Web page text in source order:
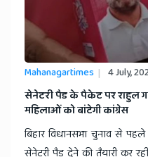
Mahanagartimes 4 July,
​सेनेटरी पैड के पैकेट पर राहुल
महिलाओं को बांटेगी कांग्रेस
बिहार विधानसभा चुनाव से